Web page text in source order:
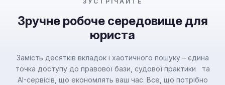
Зручне робоче середовище для
юриста
Замість десятків вкладок і хаотичного пошуку – єдина
точка доступу до правової бази, судової практики та
AI-сервісів, що економлять ваш час. Все, що потрібно